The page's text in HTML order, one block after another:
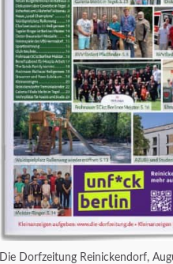
Die Dorfzeitung Reinickendorf,